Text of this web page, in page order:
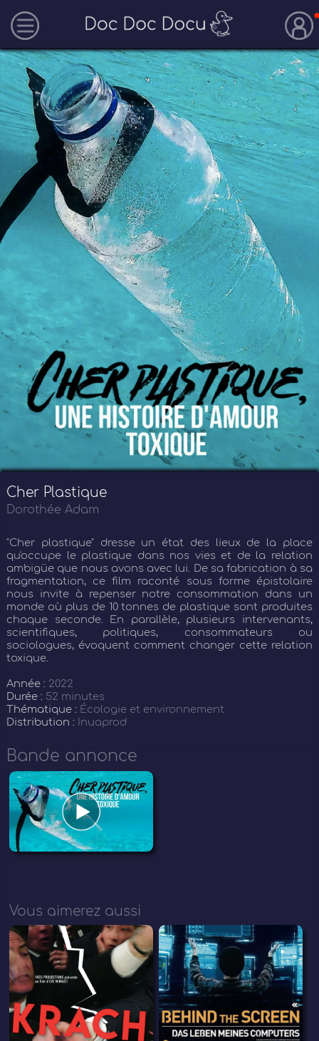
Cher Plastique
Dorothée Adam
"Cher plastique" dresse un état des lieux de la place
qu'occupe le plastique dans nos vies et de la relation
ambigüe que nous avons avec lui. De sa fabrication à sa
fragmentation, ce film raconté sous forme épistolaire
nous invite à repenser notre consommation dans un
monde où plus de 10 tonnes de plastique sont produites
chaque seconde. En parallèle, plusieurs intervenants,
scientifiques, politiques, consommateurs ou
sociologues, évoquent comment changer cette relation
toxique.
Année : 2022
Durée : 52 minutes
Thématique : Écologie et environnement
Distribution : Inuaprod
Bande annonce
Vous aimerez aussi